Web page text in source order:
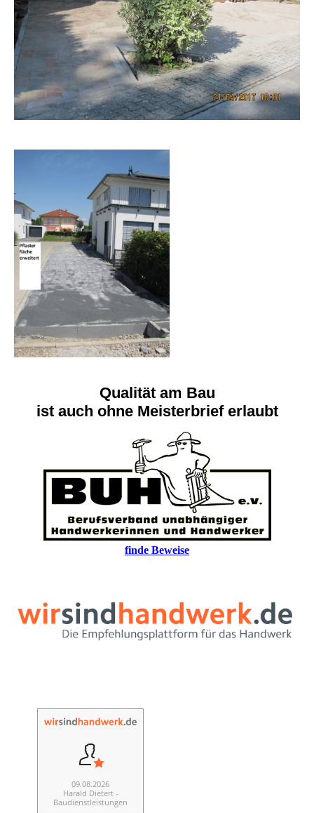
Qualität am Bau
ist auch ohne Meisterbrief erlaubt
finde Beweise